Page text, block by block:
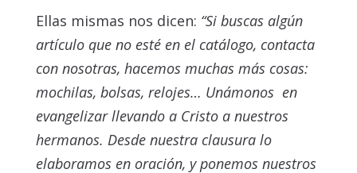
Ellas mismas nos dicen: “Si buscas algún
artículo que no esté en el catálogo, contacta
con nosotras, hacemos muchas más cosas:
mochilas, bolsas, relojes… Unámonos en
evangelizar llevando a Cristo a nuestros
hermanos. Desde nuestra clausura lo
elaboramos en oración, y ponemos nuestros